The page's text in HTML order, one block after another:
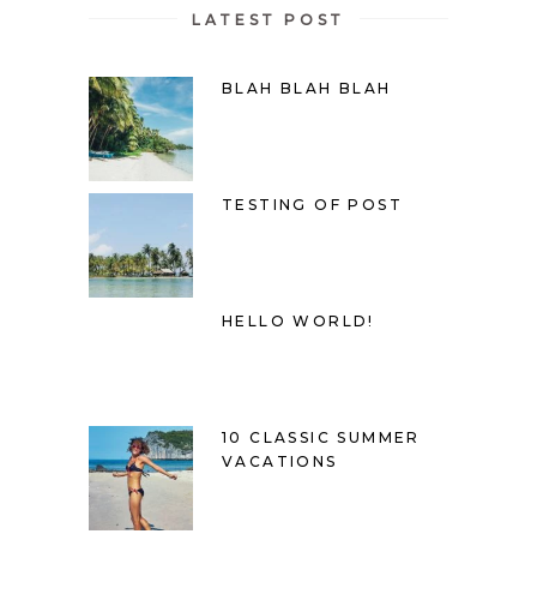
LATEST POST
BLAH BLAH BLAH
TESTING OF POST
HELLO WORLD!
10 CLASSIC SUMMER
VACATIONS